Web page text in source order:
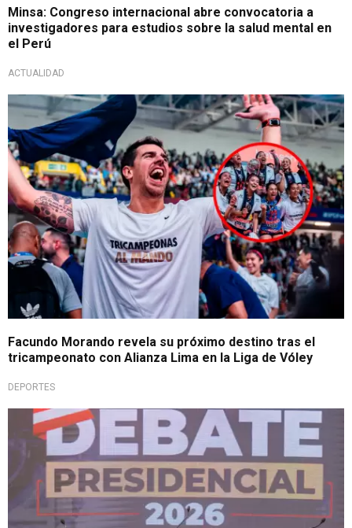
Minsa: Congreso internacional abre convocatoria a
investigadores para estudios sobre la salud mental en
el Perú
ACTUALIDAD
Ofertas reveladas
Facundo Morando revela su próximo destino tras el
tricampeonato con Alianza Lima en la Liga de Vóley
DEPORTES
Elecciones 2026